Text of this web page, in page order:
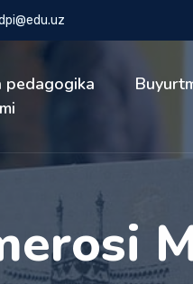
pedagogika